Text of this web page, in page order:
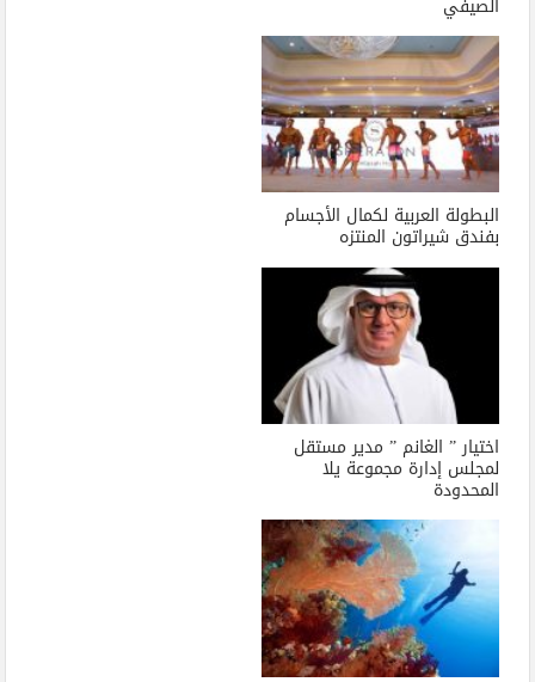
الصيفي
البطولة العربية لكمال الأجسام
بفندق شيراتون المنتزه
اختيار ” الغانم ” مدير مستقل
لمجلس إدارة مجموعة يلا
المحدودة